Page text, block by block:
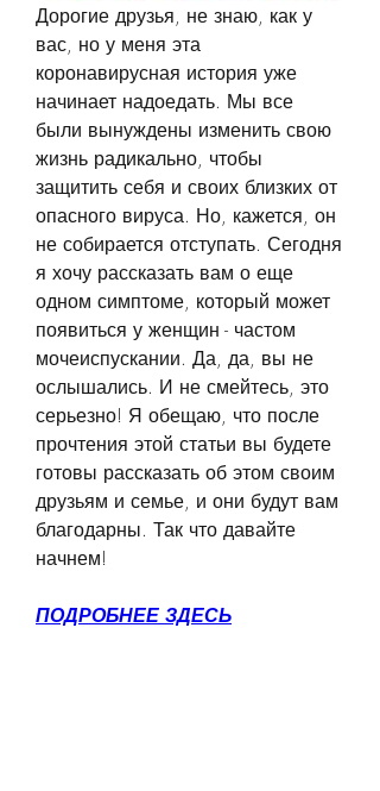
Дорогие друзья, не знаю, как у
вас, но у меня эта
коронавирусная история уже
начинает надоедать. Мы все
были вынуждены изменить свою
жизнь радикально, чтобы
защитить себя и своих близких от
опасного вируса. Но, кажется, он
не собирается отступать. Сегодня
я хочу рассказать вам о еще
одном симптоме, который может
появиться у женщин - частом
мочеиспускании. Да, да, вы не
ослышались. И не смейтесь, это
серьезно! Я обещаю, что после
прочтения этой статьи вы будете
готовы рассказать об этом своим
друзьям и семье, и они будут вам
благодарны. Так что давайте
начнем!
ПОДРОБНЕЕ ЗДЕСЬ